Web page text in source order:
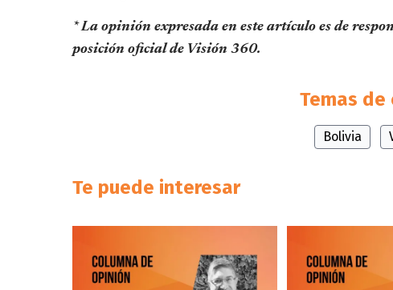
* La opinión expresada en este artículo es de
posición oficial de Visión 360.
Temas
Bolivia
Te puede interesar